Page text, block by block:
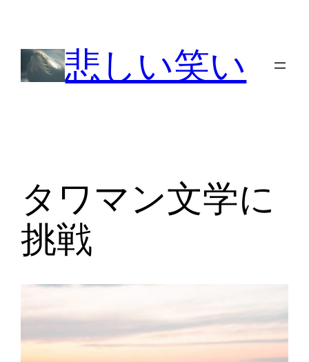
悲しい笑い
タワマン文学に
挑戦